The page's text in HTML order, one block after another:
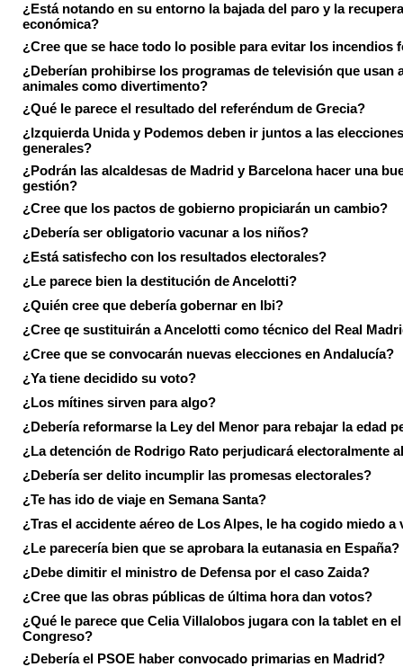
¿Está notando en su entorno la bajada del paro y la
económica?
¿Cree que se hace todo lo posible para evitar los incendios
¿Deberían prohibirse los programas de televisión que usan
animales como divertimento?
¿Qué le parece el resultado del referéndum de Grecia?
¿Izquierda Unida y Podemos deben ir juntos a las elecciones
generales?
¿Podrán las alcaldesas de Madrid y Barcelona hacer una
gestión?
¿Cree que los pactos de gobierno propiciarán un cambio?
¿Debería ser obligatorio vacunar a los niños?
¿Está satisfecho con los resultados electorales?
¿Le parece bien la destitución de Ancelotti?
¿Quién cree que debería gobernar en Ibi?
¿Cree qe sustituirán a Ancelotti como técnico del Real
¿Cree que se convocarán nuevas elecciones en Andalucía?
¿Ya tiene decidido su voto?
¿Los mítines sirven para algo?
¿Debería reformarse la Ley del Menor para rebajar la edad
¿La detención de Rodrigo Rato perjudicará electoralmente
¿Debería ser delito incumplir las promesas electorales?
¿Te has ido de viaje en Semana Santa?
¿Tras el accidente aéreo de Los Alpes, le ha cogido miedo a
¿Le parecería bien que se aprobara la eutanasia en España?
¿Debe dimitir el ministro de Defensa por el caso Zaida?
¿Cree que las obras públicas de última hora dan votos?
¿Qué le parece que Celia Villalobos jugara con la tablet en el
Congreso?
¿Debería el PSOE haber convocado primarias en Madrid?